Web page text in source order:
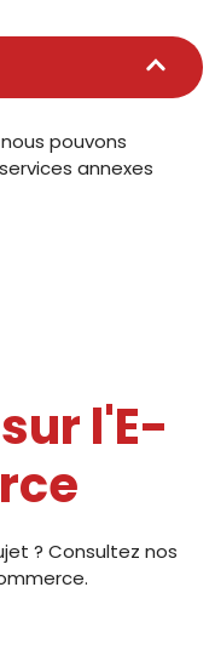
pouvons
annexes
l'E-
? Consultez nos